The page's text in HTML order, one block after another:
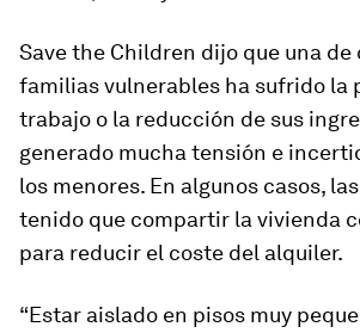
Save the Children dijo que una de
familias vulnerables ha sufrido la
trabajo o la reducción de sus
generado mucha tensión e
los menores. En algunos casos,
tenido que compartir la vivienda
para reducir el coste del alquiler.
“Estar aislado en pisos muy